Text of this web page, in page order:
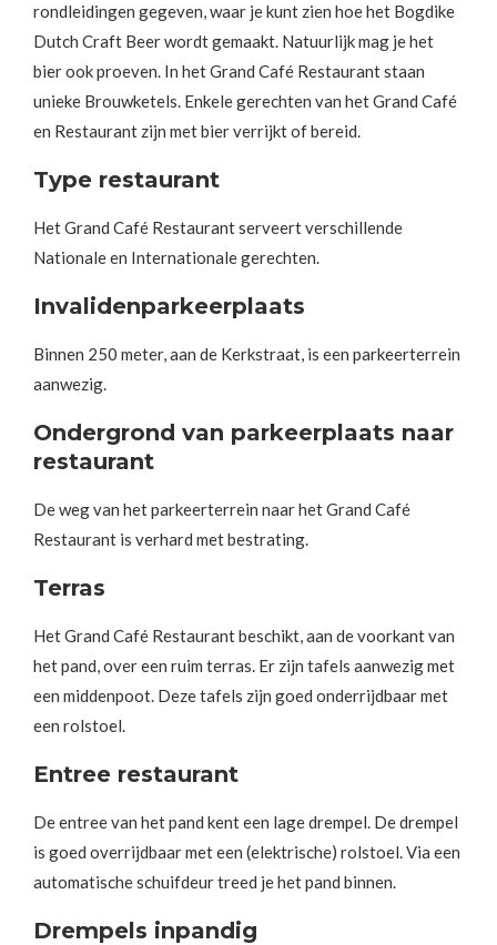
rondleidingen gegeven, waar je kunt zien hoe het Bogdike
Dutch Craft Beer wordt gemaakt. Natuurlijk mag je het
bier ook proeven. In het Grand Café Restaurant staan
unieke Brouwketels. Enkele gerechten van het Grand Café
en Restaurant zijn met bier verrijkt of bereid.
Type restaurant
Het Grand Café Restaurant serveert verschillende
Nationale en Internationale gerechten.
Invalidenparkeerplaats
Binnen 250 meter, aan de Kerkstraat, is een parkeerterrein
aanwezig.
Ondergrond van parkeerplaats naar
restaurant
De weg van het parkeerterrein naar het Grand Café
Restaurant is verhard met bestrating.
Terras
Het Grand Café Restaurant beschikt, aan de voorkant van
het pand, over een ruim terras. Er zijn tafels aanwezig met
een middenpoot. Deze tafels zijn goed onderrijdbaar met
een rolstoel.
Entree restaurant
De entree van het pand kent een lage drempel. De drempel
is goed overrijdbaar met een (elektrische) rolstoel. Via een
automatische schuifdeur treed je het pand binnen.
Drempels inpandig